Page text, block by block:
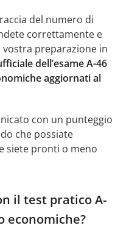
del numero di
correttamente e
vostra preparazione in
dell’esame A-46
aggiornati al
con un punteggio
che possiate
siete pronti o meno
il test pratico A-
economiche?